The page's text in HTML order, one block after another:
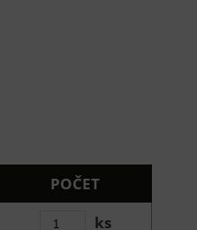
POČET
ks